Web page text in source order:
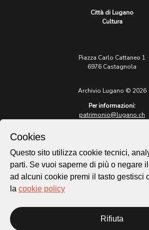
Città di Lugano
Cultura
Piazza Carlo Cattaneo 1
6976 Castagnola
Archivio Lugano © 2026
Per informazioni:
patrimonio@lugano.ch
lugano.ch
Cookie policy
Homepage
Temi
Cookies
Questo sito utilizza cookie tecnici,
parti. Se vuoi saperne di più o negare
ad alcuni cookie premi il tasto gestisci
la cookie policy
Rifiuta